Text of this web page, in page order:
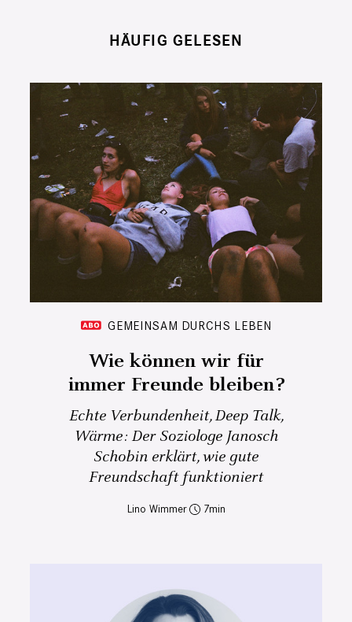
HÄUFIG GELESEN
GEMEINSAM DURCHS LEBEN
Wie können wir für
immer Freunde bleiben?
Echte Verbundenheit, Deep Talk,
Wärme: Der Soziologe Janosch
Schobin erklärt, wie gute
Freundschaft funktioniert
Lino Wimmer 7